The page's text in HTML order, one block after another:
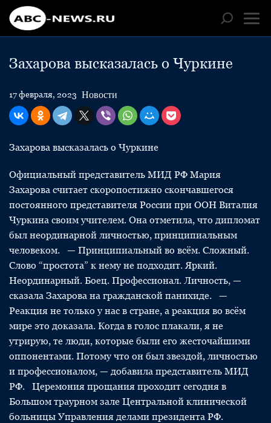
Захарова высказалась о Чуркине
17 февраля, 2023 Новости
Захарова высказалась о Чуркине
Официальный представитель МИД РФ Мария
Захарова считает скоропостижно скончавшегося
постоянного представителя России при ООН Виталия
Чуркина своим учителем. Она отметила, что дипломат
был неординарной личностью, принципиальным
человеком. — Принципиальный во всём. Сложный.
Слово “простота” к нему не подходит. Яркий.
Неординарный. Боец. Профессионал. Личность, —
сказала Захарова на гражданской панихиде. —
Реакция не только у нас в стране, а реакция во всём
мире это доказала. Когда в голос плакали, я не
утрирую, те люди, которые были его жесточайшими
оппонентами. Потому что он был звездой, личностью
и профессионалом, — добавила представитель МИД
РФ. Церемония прощания проходит сегодня в
Большом траурном зале Центральной клинической
больницы Управления делами президента РФ.